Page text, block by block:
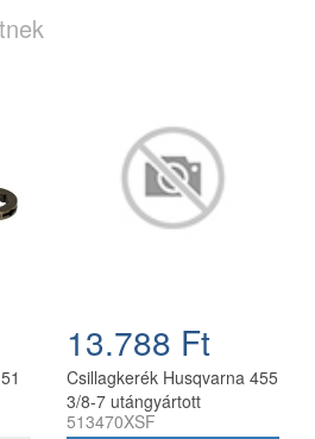
13.788 Ft
Csillagkerék Husqvarna 455
3/8-7 utángyártott
513470XSF